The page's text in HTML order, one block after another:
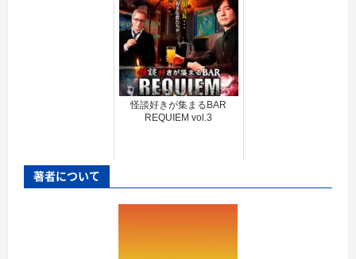
怪談好きが集まるBAR
REQUIEM vol.3
著者について